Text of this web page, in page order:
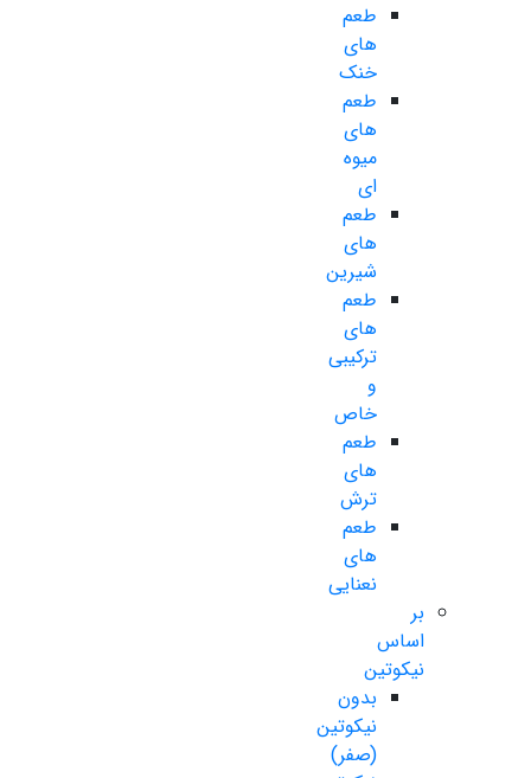
طعم
های
خنک
طعم
های
میوه
ای
طعم
های
شیرین
طعم
های
ترکیبی
و
خاص
طعم
های
ترش
طعم
های
نعنایی
بر
اساس
نیکوتین
بدون
نیکوتین
(صفر)